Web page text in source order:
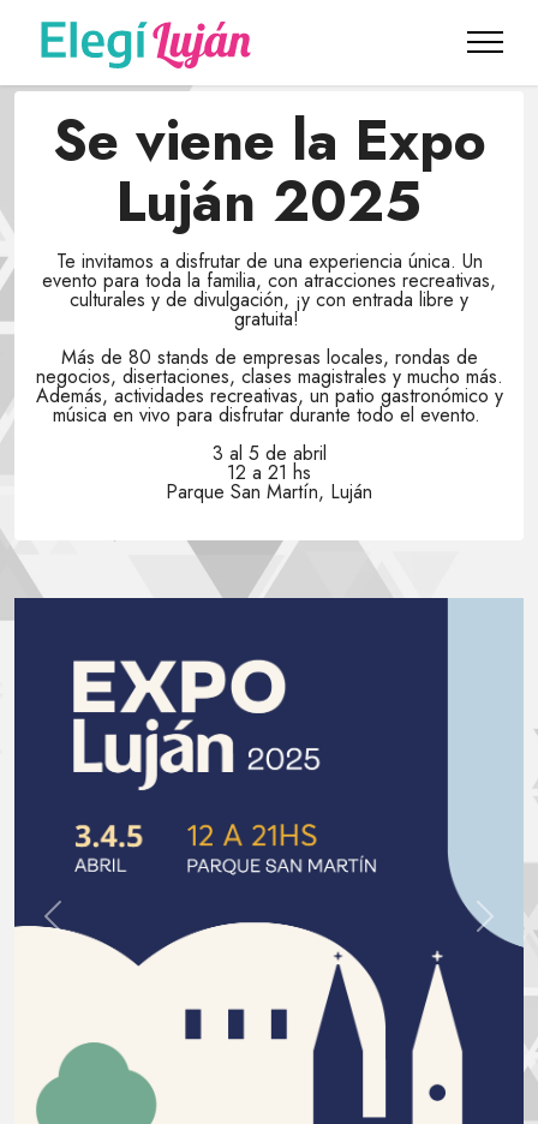
Se viene la Expo
Luján 2025
Te invitamos a disfrutar de una experiencia única. Un
evento para toda la familia, con atracciones recreativas,
culturales y de divulgación, ¡y con entrada libre y
gratuita!
Más de 80 stands de empresas locales, rondas de
negocios, disertaciones, clases magistrales y mucho más.
Además, actividades recreativas, un patio gastronómico y
música en vivo para disfrutar durante todo el evento.
3 al 5 de abril
12 a 21 hs
Parque San Martín, Luján